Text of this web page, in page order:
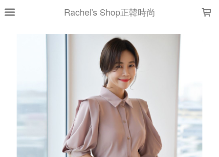
Rachel's Shop正韓時尚